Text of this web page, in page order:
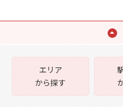
エリア
から探す